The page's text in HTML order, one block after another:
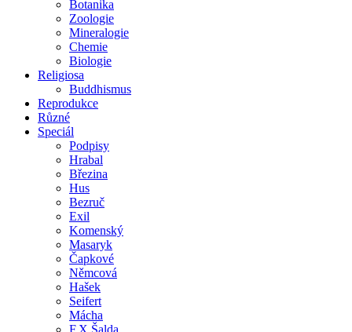
Botanika
Zoologie
Mineralogie
Chemie
Biologie
Religiosa
Buddhismus
Reprodukce
Různé
Speciál
Podpisy
Hrabal
Březina
Hus
Bezruč
Exil
Komenský
Masaryk
Čapkové
Němcová
Hašek
Seifert
Mácha